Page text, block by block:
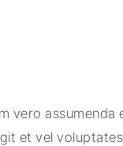
vero
et vel